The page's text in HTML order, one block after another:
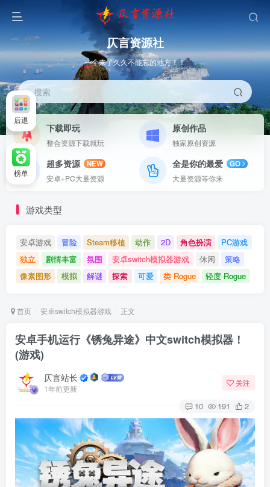
仄言资源社
一个来了久久不能忘的地方！！
搜索
下载即玩
整合资源下载就玩
原创作品
独家原创资源
超多资源
NEW
安卓+PC大量资源
全是你的最爱
GO
大量资源等你来
游戏类型
安卓游戏 冒险 Steam移植 动作 2D 角色扮演
PC游戏
独立
剧情丰富 氛围 安卓switch模拟器游戏 休闲
策略
像素图形
模拟 解谜 探索 可爱 类 Rogue 轻度 Rogue
首页 安卓switch模拟器游戏 正文
安卓手机运行《锈兔异途》中文switch模拟器！
(游戏)
仄言站长
1年前更新
关注
10 191 2
后退
榜单